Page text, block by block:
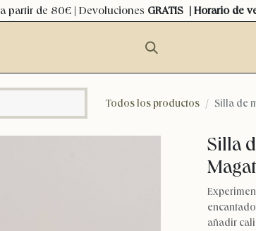
a partir de 80€ | Devoluciones GRATIS | Horario de
Todos los productos Silla de
Silla
añadir